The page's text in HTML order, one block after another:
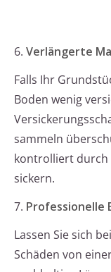
6. Verlängerte
Falls Ihr
Boden wenig
sammeln
kontrolliert durch
sickern.
7. Professionelle
Lassen Sie sich
Schäden von